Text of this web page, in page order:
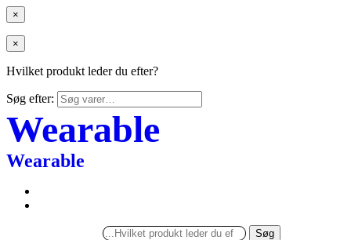
×
×
Hvilket produkt leder du efter?
Søg efter:
Wearable
Wearable
Søg